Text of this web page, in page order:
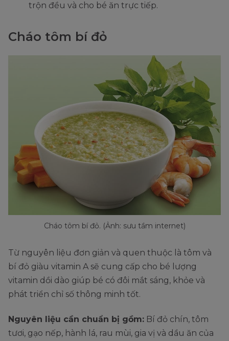
trộn đều và cho bé ăn trực tiếp.
Cháo tôm bí đỏ
Cháo tôm bí đỏ. (Ảnh: sưu tầm internet)
Từ nguyên liệu đơn giản và quen thuộc là tôm và
bí đỏ giàu vitamin A sẽ cung cấp cho bé lượng
vitamin dồi dào giúp bé có đôi mắt sáng, khỏe và
phát triển chỉ số thông minh tốt.
Nguyên liệu cần chuẩn bị gồm: Bí đỏ chín, tôm
tươi, gạo nếp, hành lá, rau mùi, gia vị và dầu ăn của